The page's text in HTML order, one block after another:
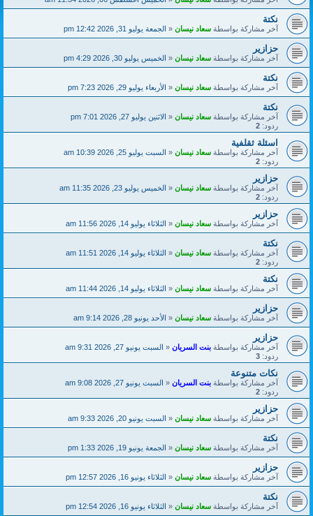
نكتة
آخر مشاركة بواسطةسعاد نيسان«الجمعة يوليو 31, 2026 12:42 pm
حزازير
آخر مشاركة بواسطةسعاد نيسان«الخميس يوليو 30, 2026 4:29 pm
نكتة
آخر مشاركة بواسطةسعاد نيسان«الأربعاء يوليو 29, 2026 7:23 pm
نكتة
آخر مشاركة بواسطةسعاد نيسان«الاثنين يوليو 27, 2026 7:01 pm
ردود: 2
اسئلة ثقلفية
آخر مشاركة بواسطةسعاد نيسان«السبت يوليو 25, 2026 10:39 am
ردود: 2
حزازير
آخر مشاركة بواسطةسعاد نيسان«الخميس يوليو 23, 2026 11:35 am
ردود: 2
حزازير
آخر مشاركة بواسطةسعاد نيسان«الثلاثاء يوليو 14, 2026 11:56 am
نكتة
آخر مشاركة بواسطةسعاد نيسان«الثلاثاء يوليو 14, 2026 11:51 am
ردود: 2
نكتة
آخر مشاركة بواسطةسعاد نيسان«الثلاثاء يوليو 14, 2026 11:44 am
حزازير
آخر مشاركة بواسطةسعاد نيسان«الأحد يونيو 28, 2026 9:14 am
حزازير
آخر مشاركة بواسطةبنت السريان«السبت يونيو 27, 2026 9:31 am
ردود: 3
نكات متنوعة
آخر مشاركة بواسطةبنت السريان«السبت يونيو 27, 2026 9:08 am
ردود: 2
حزازير
آخر مشاركة بواسطةسعاد نيسان«السبت يونيو 20, 2026 9:33 am
نكتة
آخر مشاركة بواسطةسعاد نيسان«الجمعة يونيو 19, 2026 1:33 pm
حزازير
آخر مشاركة بواسطةسعاد نيسان«الثلاثاء يونيو 16, 2026 12:57 pm
نكتة
آخر مشاركة بواسطةسعاد نيسان«الثلاثاء يونيو 16, 2026 12:54 pm